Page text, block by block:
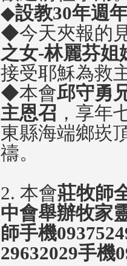
◆設教30年週
◆今天夾報的
之女-林麗芬姐
接受耶穌為救
◆本會邱守勇
主恩召 ，享年
東縣海端鄉崁
禱。
2. 本會莊牧師
中會舉辦牧家
師手機
29632029手機